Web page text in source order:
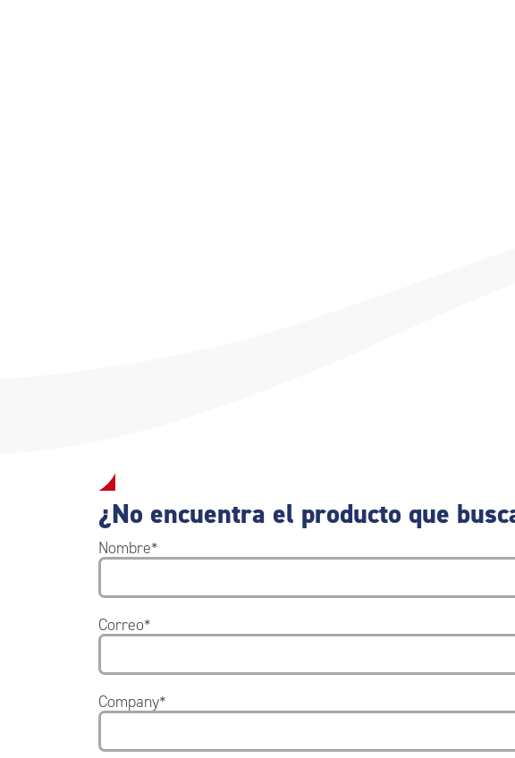
¿No encuentra el producto que
Nombre*
Correo*
Company*